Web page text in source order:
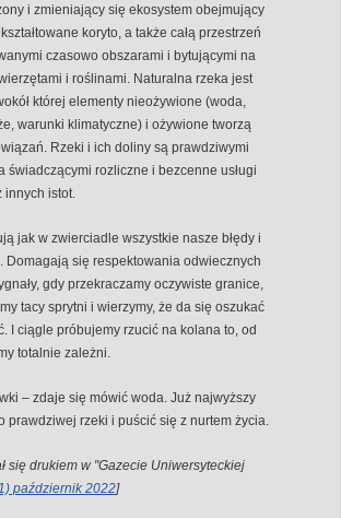
i zmieniający się ekosystem obejmujący
koryto, a także całą przestrzeń
czasowo obszarami i bytującymi na
i roślinami. Naturalna rzeka jest
której elementy nieożywione (woda,
warunki klimatyczne) i ożywione tworzą
Rzeki i ich doliny są prawdziwymi
świadczącymi rozliczne i bezcenne usługi
istot.
jak w zwierciadle wszystkie nasze błędy i
Domagają się respektowania odwiecznych
gdy przekraczamy oczywiste granice,
tacy sprytni i wierzymy, że da się oszukać
I ciągle próbujemy rzucić na kolana to, od
totalnie zależni.
– zdaje się mówić woda. Już najwyższy
prawdziwej rzeki i puścić się z nurtem życia.
się drukiem w "Gazecie Uniwersyteckiej
październik 2022]